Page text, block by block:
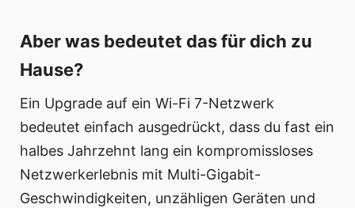
Aber was bedeutet das für dich zu
Hause?
Ein Upgrade auf ein Wi-Fi 7-Netzwerk
bedeutet einfach ausgedrückt, dass du fast ein
halbes Jahrzehnt lang ein kompromissloses
Netzwerkerlebnis mit Multi-Gigabit-
Geschwindigkeiten, unzähligen Geräten und